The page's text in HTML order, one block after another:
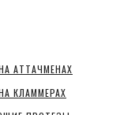
АТТАЧМЕНАХ
КЛАММЕРАХ